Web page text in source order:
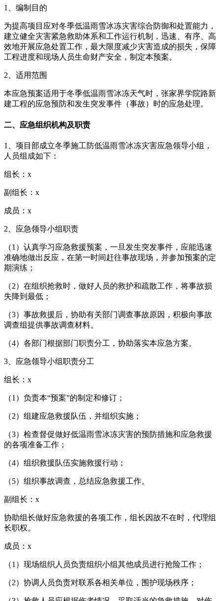
1、编制目的
为提高项目应对冬季低温雨雪冰冻灾害综合防御和处置能力，
建立健全灾害紧急救助体系和工作运行机制，迅速、有序、高
效地开展应急处置工作，最大限度减少灾害造成的损失，保障
工程进度和现场人员生命财产安全，制定本预案。
2、适用范围
本应急预案适用于冬季低温雨雪冰冻天气时，张家界学院路新
建工程的应急预防和发生突发事件（事故）时的应急处理。
二、应急组织机构及职责
1、项目部成立冬季施工防低温雨雪冰冻灾害应急领导小组，
人员组成如下：
组长：x
副组长：x
成员：x
2、应急领导小组职责
（1）认真学习应急救援预案，一旦发生突发事件，应能迅速
准确地做出反应，在第一时间赶往事故现场，并参加预案的定
期演练；
（2）在组织抢救时，做好人员的救护和疏散工作，将事故损
失降到最低；
（3）事故救援后，协助有关部门调查事故原因，积极向事故
调查组提供事故调查材料。
（4）各部门根据部门职责分工，协助落实本应急方案。
3、应急领导小组职责分工
组长：x
（1）负责本“预案”的制定和修订；
（2）组建应急救援队伍，并组织实施；
（3）检查督促做好低温雨雪冰冻灾害的预防措施和应急救援
的各项准备工作；
（4）组织救援队伍实施救援行动；
（5）组织事故调查，总结应急救援工作。
副组长：x
协助组长做好应急救援的各项工作，组长因故不在时，代理组
长职权。
成员：x
（1）现场组织人员负责组织小组其他成员进行抢险工作；
（2）协调人员负责对联系各相关单位，围护现场秩序；